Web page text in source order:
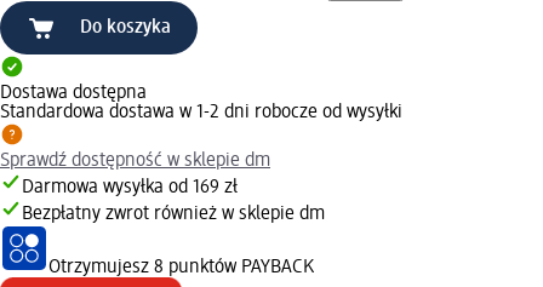
Do koszyka
Dostawa dostępna
Standardowa dostawa w 1-2 dni robocze od wysyłki
Sprawdź dostępność w sklepie dm
Darmowa wysyłka od 169 zł
Bezpłatny zwrot również w sklepie dm
Otrzymujesz 8 punktów PAYBACK